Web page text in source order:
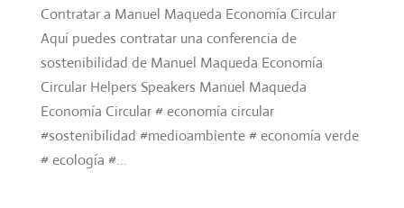
Contratar a Manuel Maqueda Economía Circular
Aquí puedes contratar una conferencia de
sostenibilidad de Manuel Maqueda Economía
Circular Helpers Speakers Manuel Maqueda
Economía Circular # economía circular
#sostenibilidad #medioambiente # economía verde
# ecología #...